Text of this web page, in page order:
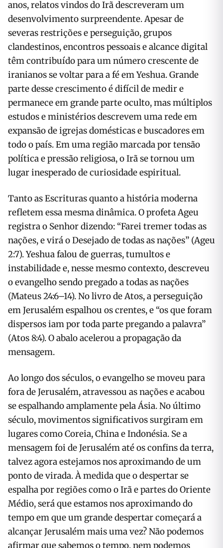
anos, relatos vindos do Irã descreveram um
desenvolvimento surpreendente. Apesar de
severas restrições e perseguição, grupos
clandestinos, encontros pessoais e alcance digital
têm contribuído para um número crescente de
iranianos se voltar para a fé em Yeshua. Grande
parte desse crescimento é difícil de medir e
permanece em grande parte oculto, mas múltiplos
estudos e ministérios descrevem uma rede em
expansão de igrejas domésticas e buscadores em
todo o país. Em uma região marcada por tensão
política e pressão religiosa, o Irã se tornou um
lugar inesperado de curiosidade espiritual.
Tanto as Escrituras quanto a história moderna
refletem essa mesma dinâmica. O profeta Ageu
registra o Senhor dizendo: “Farei tremer todas as
nações, e virá o Desejado de todas as nações” (Ageu
2:7). Yeshua falou de guerras, tumultos e
instabilidade e, nesse mesmo contexto, descreveu
o evangelho sendo pregado a todas as nações
(Mateus 24:6–14). No livro de Atos, a perseguição
em Jerusalém espalhou os crentes, e “os que foram
dispersos iam por toda parte pregando a palavra”
(Atos 8:4). O abalo acelerou a propagação da
mensagem.
Ao longo dos séculos, o evangelho se moveu para
fora de Jerusalém, atravessou as nações e acabou
se espalhando amplamente pela Ásia. No último
século, movimentos significativos surgiram em
lugares como Coreia, China e Indonésia. Se a
mensagem foi de Jerusalém até os confins da terra,
talvez agora estejamos nos aproximando de um
ponto de virada. À medida que o despertar se
espalha por regiões como o Irã e partes do Oriente
Médio, será que estamos nos aproximando do
tempo em que um grande despertar começará a
alcançar Jerusalém mais uma vez? Não podemos
afirmar que sabemos o tempo, nem podemos